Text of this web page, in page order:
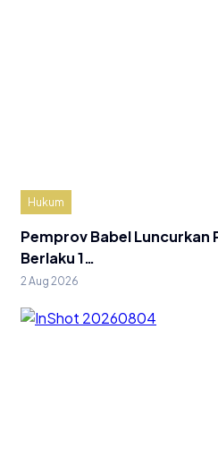
Hukum
Pemprov Babel Luncurkan
Berlaku 1…
2 Aug 2026